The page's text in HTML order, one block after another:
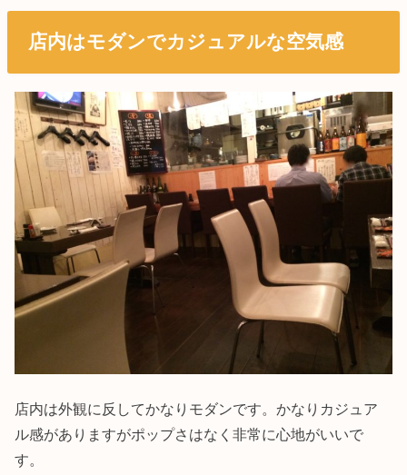
店内はモダンでカジュアルな空気感
店内は外観に反してかなりモダンです。かなりカジュア
ル感がありますがポップさはなく非常に心地がいいで
す。